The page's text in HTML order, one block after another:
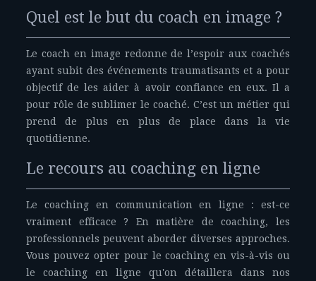
Quel est le but du coach en image ?
Le coach en image redonne de l’espoir aux coachés
ayant subit des événements traumatisants et a pour
objectif de les aider à avoir confiance en eux. Il a
pour rôle de sublimer le coaché. C’est un métier qui
prend de plus en plus de place dans la vie
quotidienne.
Le recours au coaching en ligne
Le coaching en communication en ligne : est-ce
vraiment efficace ? En matière de coaching, les
professionnels peuvent aborder diverses approches.
Vous pouvez opter pour le coaching en vis-à-vis ou
le coaching en ligne qu'on détaillera dans nos